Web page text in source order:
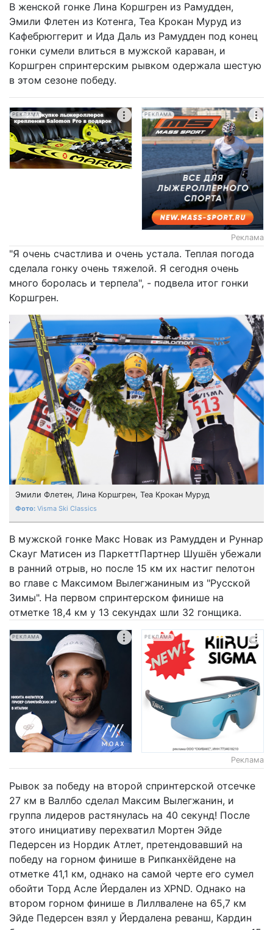
В женской гонке Лина Коршгрен из Рамудден,
Эмили Флетен из Котенга, Теа Крокан Муруд из
Кафебрюггерит и Ида Даль из Рамудден под конец
гонки сумели влиться в мужской караван, и
Коршгрен спринтерским рывком одержала шестую
в этом сезоне победу.
РЕКЛАМА РЕКЛАМА
Реклама
"Я очень счастлива и очень устала. Теплая погода
сделала гонку очень тяжелой. Я сегодня очень
много боролась и терпела", - подвела итог гонки
Коршгрен.
Эмили Флетен, Лина Коршгрен, Теа Крокан Муруд
Visma Ski Classics
В мужской гонке Макс Новак из Рамудден и Руннар
Скауг Матисен из ПаркеттПартнер Шушён убежали
в ранний отрыв, но после 15 км их настиг пелотон
во главе с Максимом Вылегжаниным из "Русской
Зимы". На первом спринтерском финише на
отметке 18,4 км у 13 секундах шли 32 гонщика.
РЕКЛАМА РЕКЛАМА
Реклама
Рывок за победу на второй спринтерской отсечке
27 км в Валлбо сделал Максим Вылегжанин, и
группа лидеров растянулась на 40 секунд! После
этого инициативу перехватил Мортен Эйде
Педерсен из Нордик Атлет, претендовавший на
победу на горном финише в Рипканхёйдене на
отметке 41,1 км, однако на самой черте его сумел
обойти Торд Асле Йердален из XPND. Однако на
втором горном финише в Лиллвалене на 65,7 км
Эйде Педерсен взял у Йердалена реванш, Кардин